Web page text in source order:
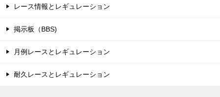
レース情報とレギュレーション
掲示板（BBS)
月例レースとレギュレーション
耐久レースとレギュレーション